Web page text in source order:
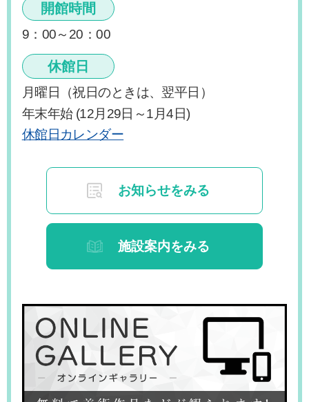
開館時間
9：00～20：00
休館日
月曜日（祝日のときは、翌平日）
年末年始 (12月29日～1月4日)
休館日カレンダー
お知らせをみる
施設案内をみる